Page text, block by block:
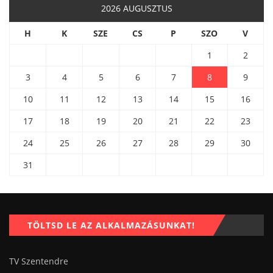
2026 AUGUSZTUS
H K SZE CS P SZO
V
1
2
3
4 5 6 7 8
9
10
11 12 13 14 15
16
17
18 19 20 21 22
23
24
25 26 27 28 29
30
31
TÖLTSD LE AZ ALKALMAZÁSUNKAT!
TV Szentendre